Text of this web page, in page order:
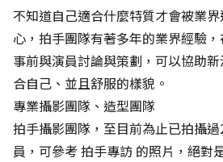
不知道自己適合什麼特質才會被業
心，拍手團隊有著多年的業界經驗
事前與演員討論與策劃，可以協助
合自己、並且舒服的樣貌。
專業攝影團隊、造型團隊
拍手攝影團隊，至目前為止已拍攝
員，可參考拍手專訪 的照片，絕對